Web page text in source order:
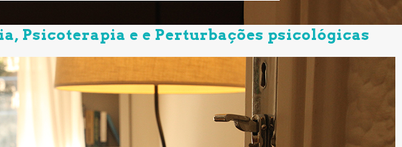
Psicoterapia e e Perturbações psicológicas